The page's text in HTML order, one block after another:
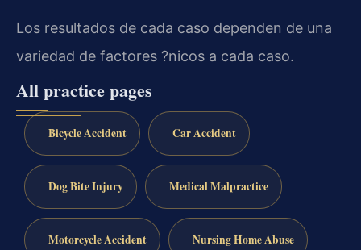
Los resultados de cada caso dependen de una
variedad de factores ?nicos a cada caso.
All practice pages
Bicycle Accident Car Accident
Dog Bite Injury Medical Malpractice
Motorcycle Accident Nursing Home Abuse